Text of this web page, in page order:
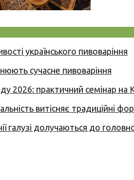
українського пивоваріння
сучасне пивоваріння
2026: практичний семінар на
витісняє традиційні
долучаються до